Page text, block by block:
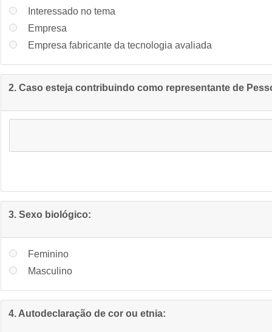
Interessado no tema
Empresa
Empresa fabricante da tecnologia avaliada
2. Caso esteja contribuindo como representante de
3. Sexo biológico:
Feminino
Masculino
4. Autodeclaração de cor ou etnia: